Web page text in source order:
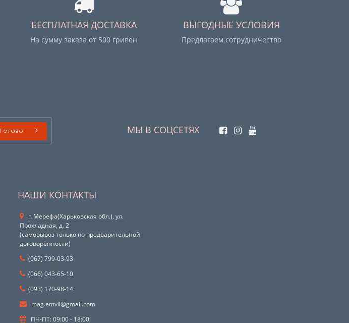
БЕСПЛАТНАЯ ДОСТАВКА
На сумму заказа от 500 гривен
ВЫГОДНЫЕ УСЛОВИЯ
Предлагаем сотрудничество
Готово МЫ В СОЦСЕТЯХ
НАШИ КОНТАКТЫ
г. Мерефа(Харьковская обл.), ул.
Прохладная, д. 2
(самовывоз только по предварительной
договорённости)
(067) 799-03-93
(066) 043-65-10
(093) 170-98-14
mag.emvil@gmail.com
ПН-ПТ: 09:00 - 18:00